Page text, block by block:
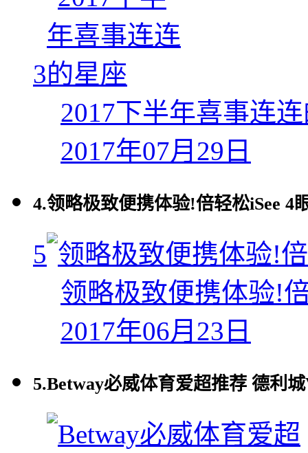
3
2017下半年喜事连
2017年07月29日
4.领略极致便携体验!倍轻松iSee 4
5
领略极致便携体验!
2017年06月23日
5.Betway必威体育爱超推荐 德利